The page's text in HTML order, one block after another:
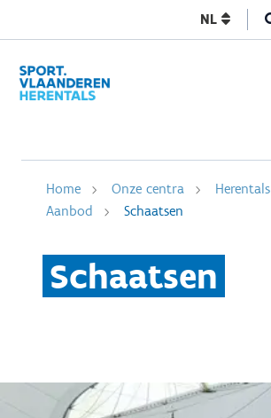
NL
Home Onze centra
Herentals
Aanbod
Schaatsen
Schaatsen